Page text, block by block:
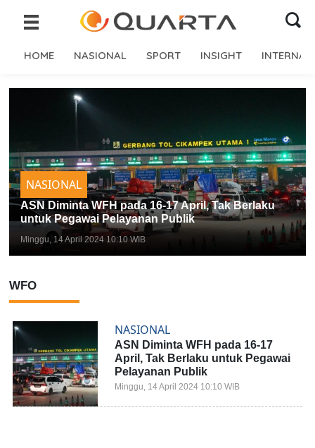
HOME NASIONAL SPORT INSIGHT
NASIONAL
ASN Diminta WFH pada 16-17 April, Tak Berlaku
untuk Pegawai Pelayanan Publik
Minggu, 14 April 2024 10:10 WIB
WFO
NASIONAL
ASN Diminta WFH pada 16-17
April, Tak Berlaku untuk Pegawai
Pelayanan Publik
Minggu, 14 April 2024 10:10 WIB